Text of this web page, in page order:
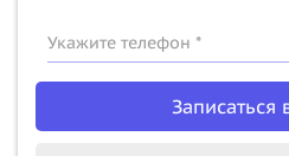
Укажите телефон *
Записаться